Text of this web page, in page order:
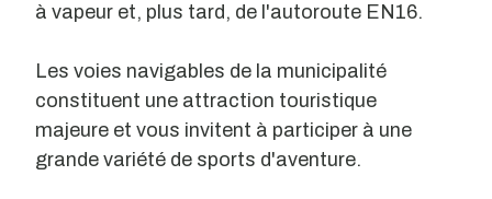
à vapeur et, plus tard, de l'autoroute EN16.
Les voies navigables de la municipalité
constituent une attraction touristique
majeure et vous invitent à participer à une
grande variété de sports d'aventure.